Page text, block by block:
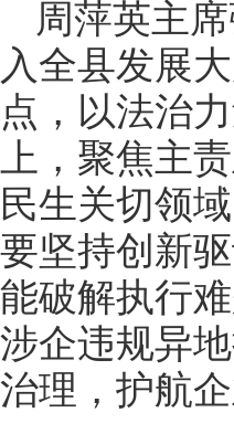
周萍英主
入全县发展
点，以法治
上，聚焦主
民生关切领
要坚持创新
能破解执行
涉企违规异
治理，护航